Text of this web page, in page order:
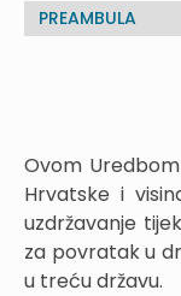
PREAMBULA
Ovom
Hrvatske i
uzdržavanje
za povratak u
u treću državu.